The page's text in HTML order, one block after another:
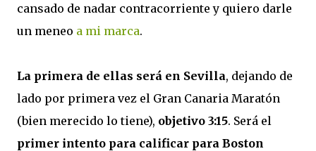
cansado de nadar contracorriente y quiero darle
un meneo a mi marca.
La primera de ellas será en Sevilla, dejando de
lado por primera vez el Gran Canaria Maratón
(bien merecido lo tiene), objetivo 3:15. Será el
primer intento para calificar para Boston